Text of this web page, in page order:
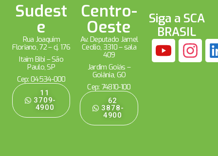
Sudest
e
Rua Joaquim
Floriano, 72 – cj. 176
Itaim Bibi – São
Paulo, SP
Cep: 04534-000
11
3709-
4900
Centro-
Oeste
Av. Deputado Jamel
Cecílio, 3310 – sala
409
Jardim Goiás –
Goiânia, GO
Cep: 74810-100
62
3878-
4900
Siga a SCA
BRASIL